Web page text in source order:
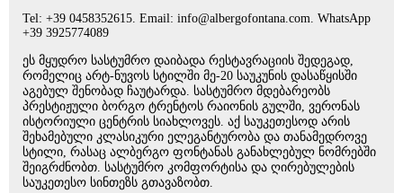
Tel: +39 0458352615. Email: info@albergofontana.com. WhatsApp
+39 3925774089
ეს მყუდრო სასტუმრო დაიბადა რესტავრაციის შედეგად,
რომელიც არტ-ნუვოს სტილში მე-20 საუკუნის დასაწყისში
აგებულ შენობად ჩაუტარდა. სასტუმრო მდებარეობს
პრესტიჟული ბორგო ტრენტოს რაიონის გულში, ვერონას
ისტორიული ცენტრის სიახლოვეს. აქ საუკეთესოდ არის
შეხამებული კლასიკური ელეგანტურობა და თანამედროვე
სტილი, რასაც ალბერგო ფონტანას განახლებულ ნომრებში
შეიგრძნობთ. სასტუმრო კომფორტისა და ღირებულების
საუკეთესო სინთეზს გთავაზობთ.